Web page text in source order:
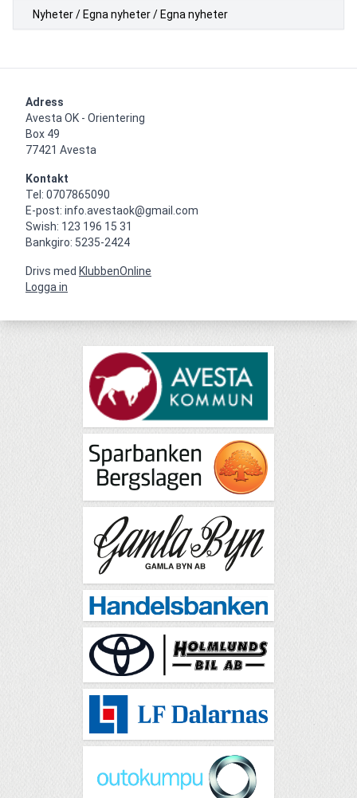
Nyheter / Egna nyheter / Egna nyheter
Adress
Avesta OK - Orientering
Box 49
77421 Avesta
Kontakt
Tel: 0707865090
E-post: info.avestaok@gmail.com
Swish: 123 196 15 31
Bankgiro: 5235-2424
Drivs med KlubbenOnline
Logga in